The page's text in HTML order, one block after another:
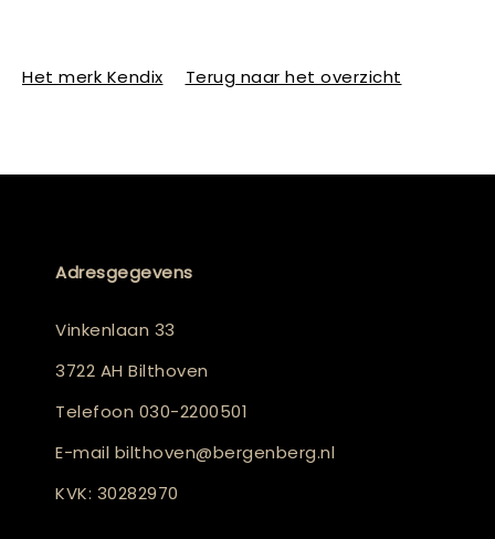
Het merk Kendix Terug naar het overzicht
Adresgegevens
Vinkenlaan 33
3722 AH Bilthoven
Telefoon 030-2200501
E-mail bilthoven@bergenberg.nl
KVK: 30282970